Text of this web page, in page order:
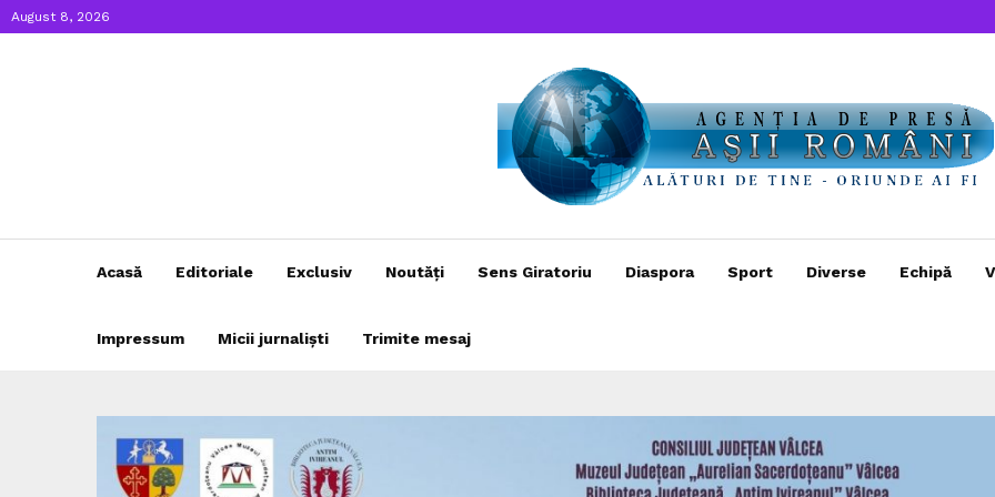
August 8, 2026
Acasă Editoriale Exclusiv Noutăți Sens Giratoriu Diaspora Sport Diverse Echipă
Impressum Micii jurnaliști Trimite mesaj